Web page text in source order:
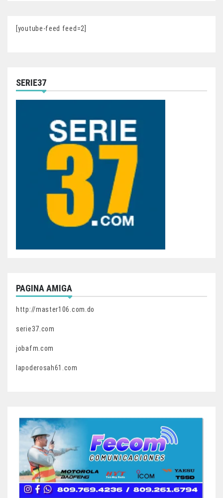
[youtube-feed feed=2]
SERIE37
PAGINA AMIGA
http://master106.com.do
serie37.com
jobafm.com
lapoderosah61.com